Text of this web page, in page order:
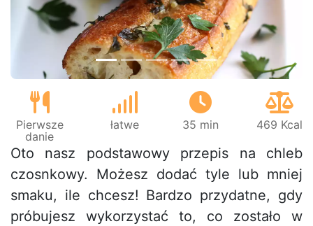
Pierwsze
danie
łatwe 35 min 469 Kcal
Oto nasz podstawowy przepis na chleb
czosnkowy. Możesz dodać tyle lub mniej
smaku, ile chcesz! Bardzo przydatne, gdy
próbujesz wykorzystać to, co zostało w